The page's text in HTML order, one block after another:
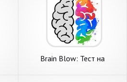
Brain Blow: Тест на